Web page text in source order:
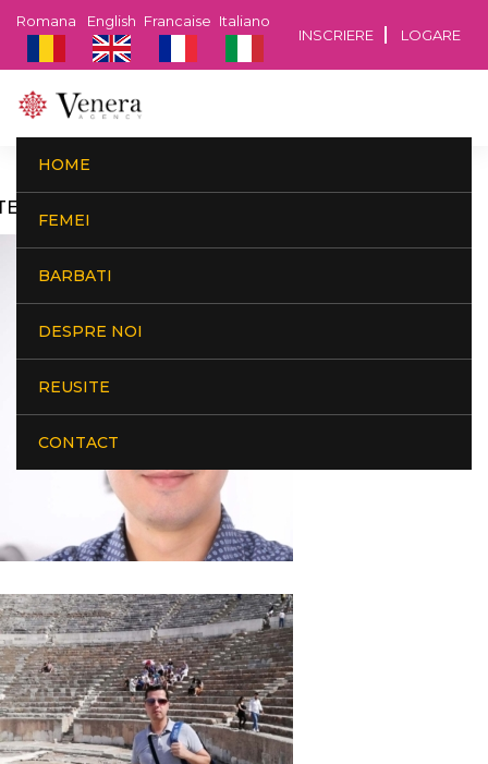
INSCRIERE LOGARE
Italiano
Francaise
English
Romana
HOME
FEMEI
BARBATI
DESPRE NOI
REUSITE
CONTACT
BUCURESTI, 42 ANI, 1.72 M, 75 KG